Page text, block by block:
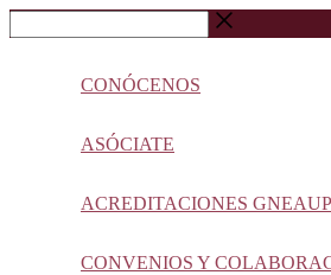
Ir
al
Buscar
…
CONÓCENOS
ASÓCIATE
ACREDITACIONES
CONVENIOS Y